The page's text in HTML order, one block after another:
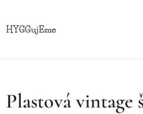
HYGGujEme
Plastová vintage